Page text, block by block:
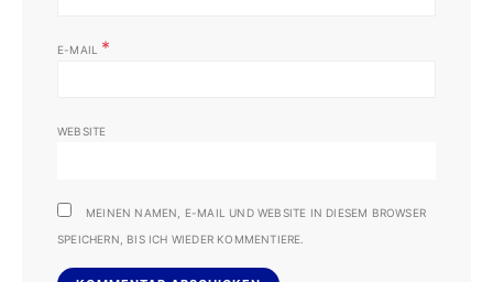
E-MAIL *
WEBSITE
MEINEN NAMEN, E-MAIL UND WEBSITE IN DIESEM BROWSER
SPEICHERN, BIS ICH WIEDER KOMMENTIERE.